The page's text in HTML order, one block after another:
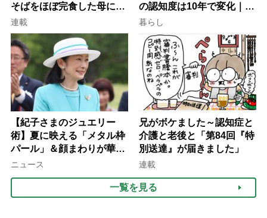
そばをほぼ完食した母に息
子が血の気が引いた理由
連載
の認知度は10年で変化｜流
行語大賞にノミネート、法
律にも明記されたが果たし
て現在は？
暮らし
【紀子さまのジュエリー
術】夏に映える「メタル枠
パール」＆顔まわりが華や
ぐ「揺れる一粒」の使い分
ニュース
兄がボケました～認知症と
介護と老後と「第84回『特
別送達』が届きました」
連載
一覧を見る